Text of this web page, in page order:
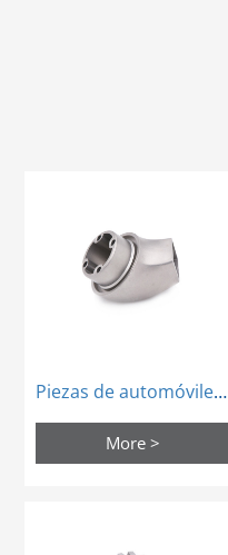
Piezas de automóviles metalúrgicos en polvo piezas de ventanas de vehículos eléctricos
More >